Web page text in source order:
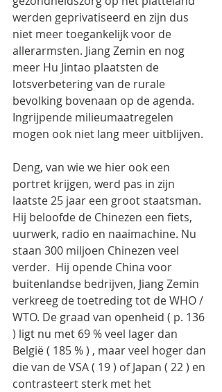
werden geprivatiseerd en zijn dus
niet meer toegankelijk voor de
allerarmsten. Jiang Zemin en nog
meer Hu Jintao plaatsten de
lotsverbetering van de rurale
bevolking bovenaan op de agenda.
Ingrijpende milieumaatregelen
mogen ook niet lang meer uitblijven.
Deng, van wie we hier ook een
portret krijgen, werd pas in zijn
laatste 25 jaar een groot staatsman.
Hij beloofde de Chinezen een fiets,
uurwerk, radio en naaimachine. Nu
staan 300 miljoen Chinezen veel
verder.  Hij opende China voor
buitenlandse bedrijven, Jiang Zemin
verkreeg de toetreding tot de WHO /
WTO. De graad van openheid ( p. 136
) ligt nu met 69 % veel lager dan
België ( 185 % ) , maar veel hoger dan
die van de VSA ( 19 ) of Japan ( 22 ) en
contrasteert sterk met het